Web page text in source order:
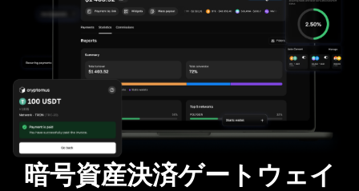
暗号資産決済ゲートウェイ